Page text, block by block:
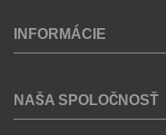
INFORMÁCIE
NAŠA SPOLOČNOSŤ